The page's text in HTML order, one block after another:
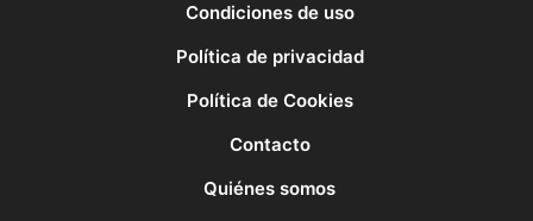
Condiciones de uso
Política de privacidad
Política de Cookies
Contacto
Quiénes somos